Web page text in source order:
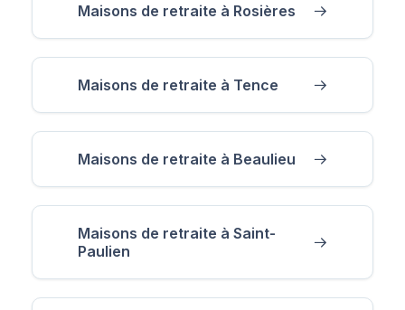
Maisons de retraite à Rosières
Maisons de retraite à Tence
Maisons de retraite à Beaulieu
Maisons de retraite à Saint-
Paulien